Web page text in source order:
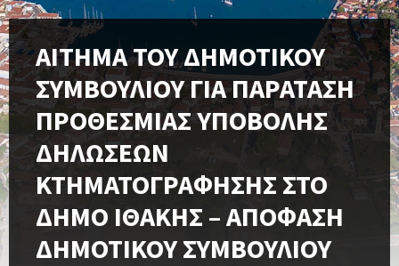
ΑΙΤΗΜΑ ΤΟΥ ΔΗΜΟΤΙΚΟΥ
ΣΥΜΒΟΥΛΙΟΥ ΓΙΑ ΠΑΡΑΤΑΣΗ
ΠΡΟΘΕΣΜΙΑΣ ΥΠΟΒΟΛΗΣ
ΔΗΛΩΣΕΩΝ
ΚΤΗΜΑΤΟΓΡΑΦΗΣΗΣ ΣΤΟ
ΔΗΜΟ ΙΘΑΚΗΣ – ΑΠΟΦΑΣΗ
ΔΗΜΟΤΙΚΟΥ ΣΥΜΒΟΥΛΙΟΥ